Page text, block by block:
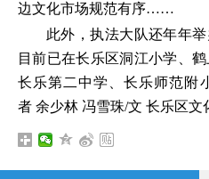
边文化市场规范有序……
此外，执法大队还年年举
目前已在长乐区洞江小学、
长乐第二中学、长乐师范附
者 余少林 冯雪珠/文 长乐区文